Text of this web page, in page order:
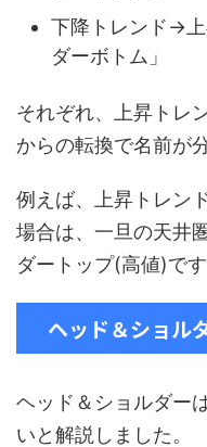
下降トレンド→
ダーボトム」
それぞれ、上昇トレ
からの転換で名前が
例えば、上昇トレン
場合は、一旦の天井
ダートップ(高値)です
ヘッド＆ショル
ヘッド＆ショルダー
いと解説しました。